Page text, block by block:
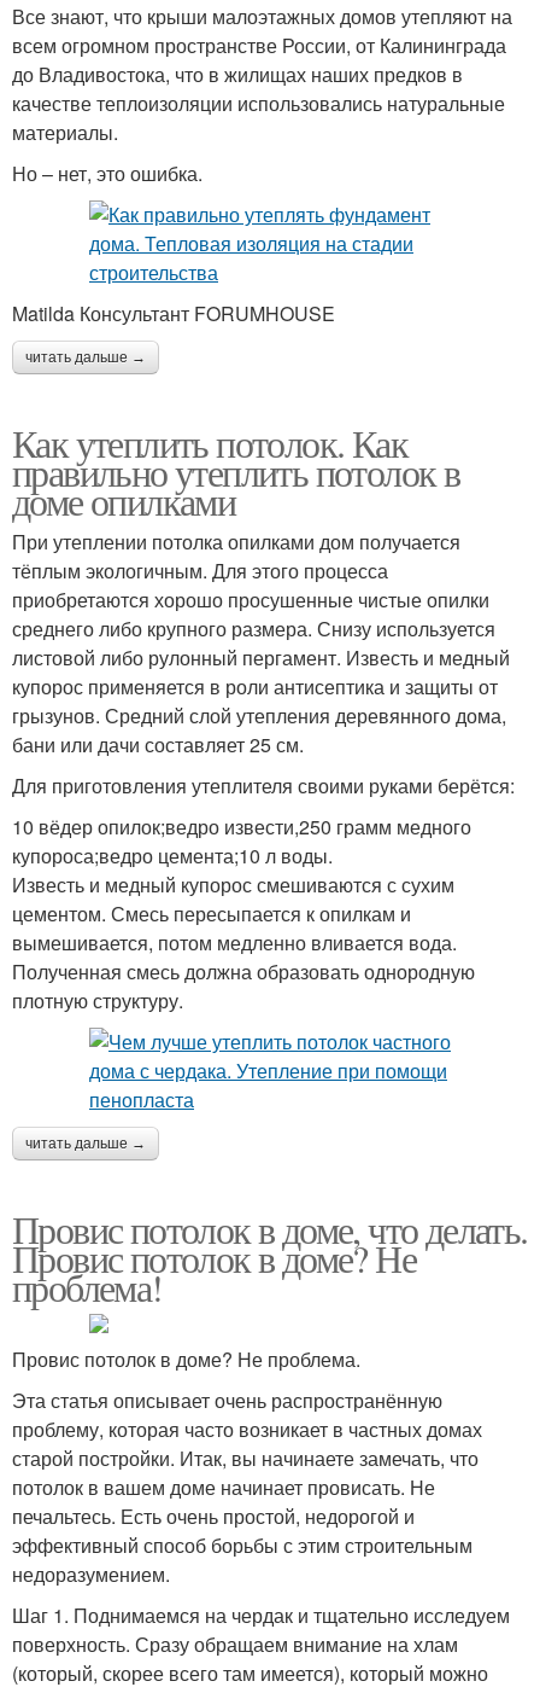
Все знают, что крыши малоэтажных домов утепляют на
всем огромном пространстве России, от Калининграда
до Владивостока, что в жилищах наших предков в
качестве теплоизоляции использовались натуральные
материалы.
Но – нет, это ошибка.
Matilda Консультант FORUMHOUSE
читать дальше →
Как утеплить потолок. Как
правильно утеплить потолок в
доме опилками
При утеплении потолка опилками дом получается
тёплым экологичным. Для этого процесса
приобретаются хорошо просушенные чистые опилки
среднего либо крупного размера. Снизу используется
листовой либо рулонный пергамент. Известь и медный
купорос применяется в роли антисептика и защиты от
грызунов. Средний слой утепления деревянного дома,
бани или дачи составляет 25 см.
Для приготовления утеплителя своими руками берётся:
10 вёдер опилок;ведро извести,250 грамм медного
купороса;ведро цемента;10 л воды.
Известь и медный купорос смешиваются с сухим
цементом. Смесь пересыпается к опилкам и
вымешивается, потом медленно вливается вода.
Полученная смесь должна образовать однородную
плотную структуру.
читать дальше →
Провис потолок в доме, что делать.
Провис потолок в доме? Не
проблема!
Провис потолок в доме? Не проблема.
Эта статья описывает очень распространённую
проблему, которая часто возникает в частных домах
старой постройки. Итак, вы начинаете замечать, что
потолок в вашем доме начинает провисать. Не
печальтесь. Есть очень простой, недорогой и
эффективный способ борьбы с этим строительным
недоразумением.
Шаг 1. Поднимаемся на чердак и тщательно исследуем
поверхность. Сразу обращаем внимание на хлам
(который, скорее всего там имеется), который можно